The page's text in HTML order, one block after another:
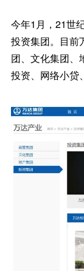
今年1月，21世
投资集团。目前
团、文化集团、
投资、网络小贷